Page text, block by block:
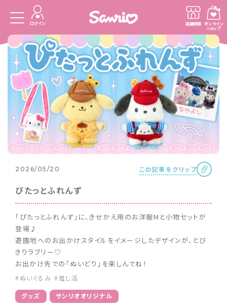
ログイン 店舗検索 オンライン
ショップ
2026/05/20 この記事をクリップ
ぴたっとふれんず
「ぴたっとふれんず」に、きせかえ用のお洋服Mと小物セットが
登場♪
遊園地へのお出かけスタイルをイメージしたデザインが、とび
きりラブリー♡
お出かけ先での「ぬいどり」を楽しんでね！
#ぬいぐるみ #推し活
グッズ サンリオオリジナル